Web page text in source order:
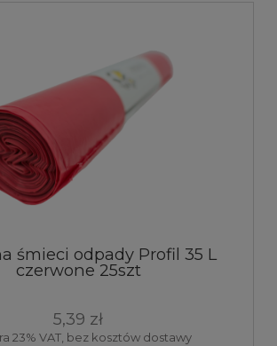
śmieci odpady Profil 35 L
czerwone 25szt
5,39 zł
23% VAT, bez kosztów dostawy